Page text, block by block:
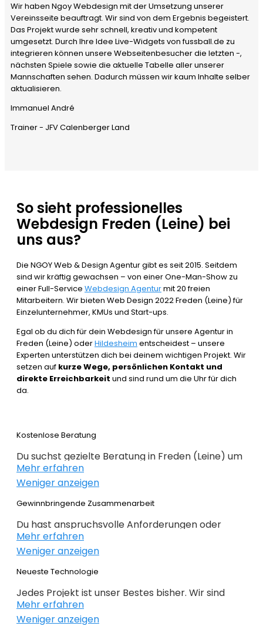
Wir haben Ngoy Webdesign mit der Umsetzung unserer
Vereinsseite beauftragt. Wir sind von dem Ergebnis begeistert.
Das Projekt wurde sehr schnell, kreativ und kompetent
umgesetzt. Durch Ihre Idee Live-Widgets von fussball.de zu
integrieren können unsere Webseitenbesucher die letzten -,
nächsten Spiele sowie die aktuelle Tabelle aller unserer
Mannschaften sehen. Dadurch müssen wir kaum Inhalte selber
aktualisieren.
Immanuel André
Trainer - JFV Calenberger Land
So sieht professionelles
Webdesign Freden (Leine) bei
uns aus?
Die NGOY Web & Design Agentur gibt es seit 2015. Seitdem
sind wir kräftig gewachsen – von einer One-Man-Show zu
einer Full-Service Webdesign Agenturmit 20 freien
Mitarbeitern. Wir bieten Web Design 2022 Freden (Leine) für
Einzelunternehmer, KMUs und Start-ups.
Egal ob du dich für dein Webdesign für unsere Agentur in
Freden (Leine) oderHildesheim entscheidest – unsere
Experten unterstützen dich bei deinem wichtigen Projekt. Wir
setzen auf kurze Wege, persönlichen Kontakt und
direkte Erreichbarkeit und sind rund um die Uhr für dich
da.
Kostenlose Beratung
Du suchst gezielte Beratung in Freden (Leine) um
erfolgreich im Webdesign 2022 zu sein. Wir
beraten dich kostenlos und individuell zu
Webdesign, E-Commerce,
was mit Internet zu tun hat. Du weißt noch nicht
genau wo du bei deiner Online Präsenz anfangen
sollst oder wie es weitergeht, dann bist du genau
bei derrichtigen Agentur
gebracht – nichts unnötiges!
Mehr erfahren
Weniger anzeigen
Gewinnbringende Zusammenarbeit
Du hast anspruchsvolle Anforderungen oder
Ideen und du hast genaue Ziele definiert, die du
erreichen willst? Gemeinsam mit dir planen,
konzipieren und realieren wir dein Projekt. Beim
dem Zufall. Keine intransparente Planung – nur
gewinnbringende Lösungen. Profitieren Sie von
unserer langjährigen Erfahrung!
Mehr erfahren
Weniger anzeigen
Neueste Technologie
Jedes Projekt ist unser Bestes bisher. Wir sind
immer auf der Suche nach noch besseren
Lösungen für deine geschäftlichen
Mehr erfahren
Weniger anzeigen